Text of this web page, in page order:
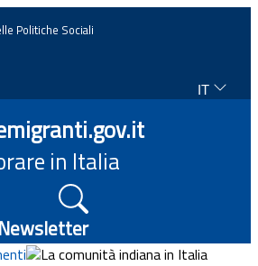
Politiche Sociali
IT
in Italia
Newsletter
La comunità indiana in Italia